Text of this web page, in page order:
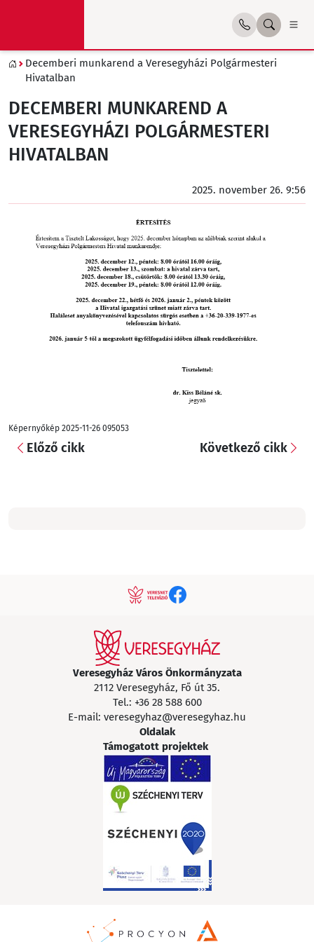
Decemberi munkarend a Veresegyházi Polgármesteri
Hivatalban
DECEMBERI MUNKAREND A
VERESEGYHÁZI POLGÁRMESTERI
HIVATALBAN
2025. november 26. 9:56
Képernyőkép 2025-11-26 095053
Előző cikk Következő cikk
Veresegyház Város Önkormányzata
2112 Veresegyház, Fő út 35.
Tel.: +36 28 588 600
E-mail: veresegyhaz@veresegyhaz.hu
Oldalak
Támogatott projektek